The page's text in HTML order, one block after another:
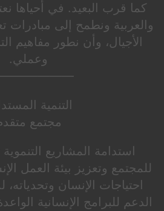
كما قرب البعيد. في أحياها
والعربية ونطمح إلى مبادرات
الأجيال، وأن نطور مفاهيم
وعملي.
التنمية
مجتمع
استدامة المشاريع
للمجتمع وتعزيز بيئة العمل
احتياجات الإنسان وتحدياته،
الدعم للبرامج الإنسانية